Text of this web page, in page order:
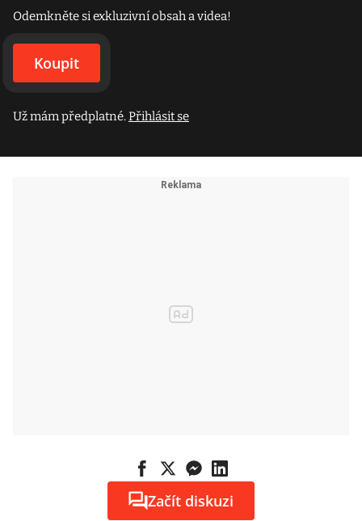
Odemkněte si exkluzivní obsah a videa!
Koupit
Už mám předplatné.Přihlásit se
Začít diskuzi